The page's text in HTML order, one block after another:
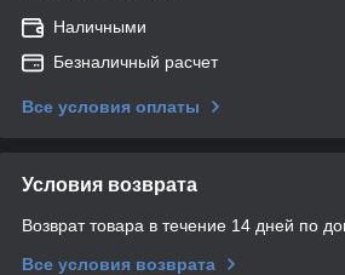
Наличными
Безналичный расчет
Все условия оплаты
Условия возврата
Возврат товара в течение 14 дней по
Все условия возврата